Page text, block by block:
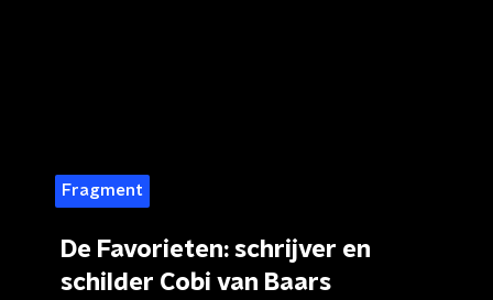
Fragment
De Favorieten: schrijver en
schilder Cobi van Baars